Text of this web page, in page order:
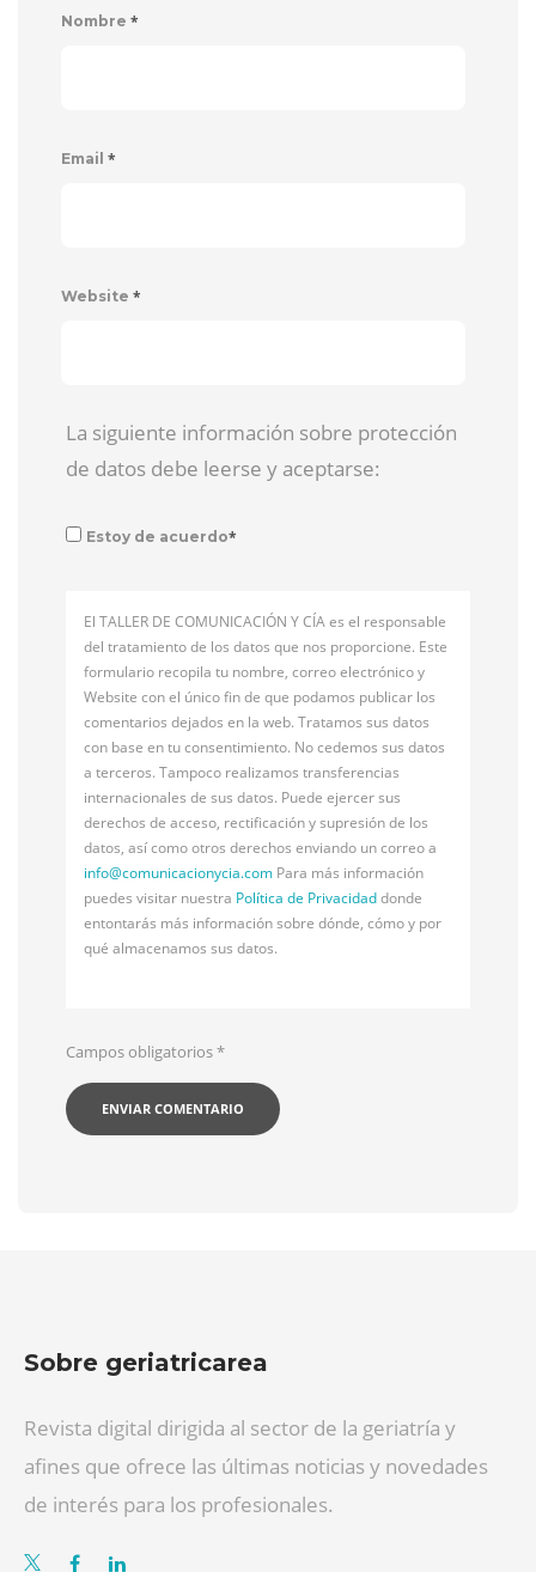
Nombre *
Email *
Website *
La siguiente información sobre protección
de datos debe leerse y aceptarse:
Estoy de acuerdo*
El TALLER DE COMUNICACIÓN Y CÍA es el responsable
del tratamiento de los datos que nos proporcione. Este
formulario recopila tu nombre, correo electrónico y
Website con el único fin de que podamos publicar los
comentarios dejados en la web. Tratamos sus datos
con base en tu consentimiento. No cedemos sus datos
a terceros. Tampoco realizamos transferencias
internacionales de sus datos. Puede ejercer sus
derechos de acceso, rectificación y supresión de los
datos, así como otros derechos enviando un correo a
info@comunicacionycia.com Para más información
puedes visitar nuestra Política de Privacidaddonde
entontarás más información sobre dónde, cómo y por
qué almacenamos sus datos.
Campos obligatorios*
Sobre geriatricarea
Revista digital dirigida al sector de la geriatría y
afines que ofrece las últimas noticias y novedades
de interés para los profesionales.